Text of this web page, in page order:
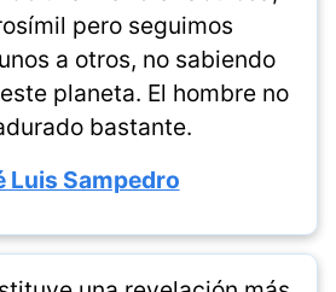
pero seguimos
a otros, no sabiendo
planeta. El hombre no
bastante.
Luis Sampedro